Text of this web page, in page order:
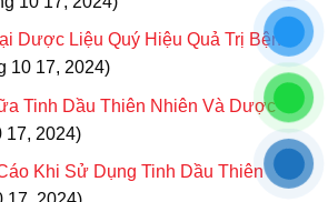
Dược Liệu Quý Hiệu Quả Trị Bệnh
10 17, 2024)
Tinh Dầu Thiên Nhiên Và Dược
17, 2024)
Khi Sử Dụng Tinh Dầu Thiên